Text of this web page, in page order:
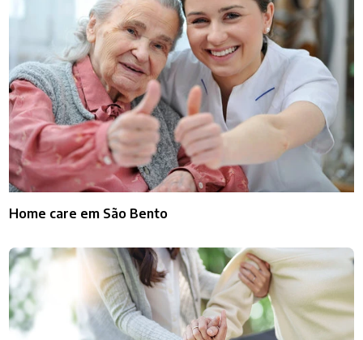
Home care em São Bento